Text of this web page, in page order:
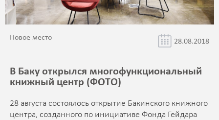
Новое место 28.08.2018
В Баку открылся многофункциональный
книжный центр (ФОТО)
28 августа состоялось открытие Бакинского книжного
центра, созданного по инициативе Фонда Гейдара